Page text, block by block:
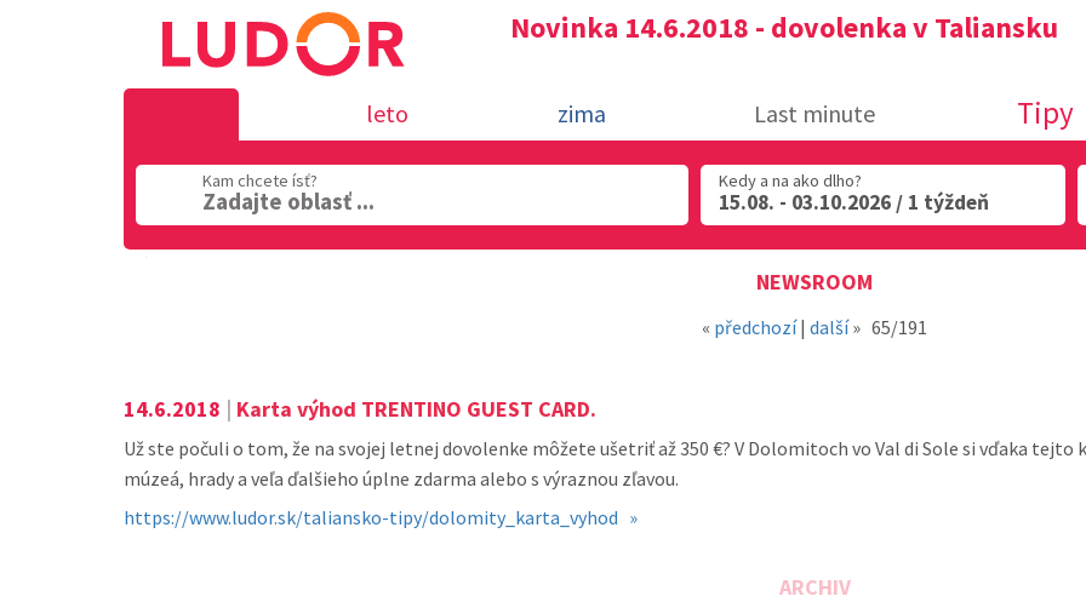
Novinka 14.6.2018 - dovolenka v Taliansku
leto zima Last minute Tipy
Kam chcete ísť?
Zadajte oblasť ...
Kedy a na ako dlho?
15.08. - 03.10.2026 / 1 týždeň
NEWSROOM
« předchozí| další» 65/191
14.6.2018 | Karta výhod TRENTINO GUEST CARD.
Už ste počuli o tom, že na svojej letnej dovolenke môžete ušetriť až 350 €? V Dolomitoch vo Val di Sole si vďaka tejto
múzeá, hrady a veľa ďalšieho úplne zdarma alebo s výraznou zľavou.
https://www.ludor.sk/taliansko-tipy/dolomity_karta_vyhod »
ARCHIV